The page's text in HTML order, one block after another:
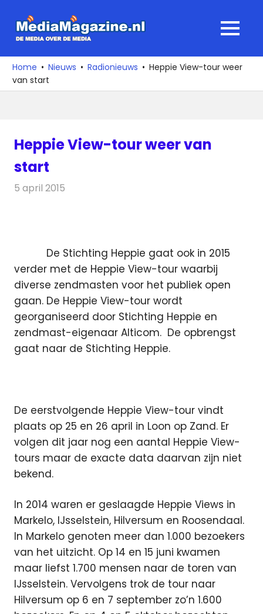
naar
media
over
de
MENU
Home Nieuws Radionieuws
Heppie View-tour weer
van start
Heppie View-tour weer van
start
5 april 2015
De Stichting Heppie gaat ook in 2015
verder met de Heppie View-tour waarbij
diverse zendmasten voor het publiek open
gaan. De Heppie View-tour wordt
georganiseerd door Stichting Heppie en
zendmast-eigenaar Alticom. De opbrengst
gaat naar de Stichting Heppie.
De eerstvolgende Heppie View-tour vindt
plaats op 25 en 26 april in Loon op Zand. Er
volgen dit jaar nog een aantal Heppie View-
tours maar de exacte data daarvan zijn niet
bekend.
In 2014 waren er geslaagde Heppie Views in
Markelo, IJsselstein, Hilversum en Roosendaal.
In Markelo genoten meer dan 1.000 bezoekers
van het uitzicht. Op 14 en 15 juni kwamen
maar liefst 1.700 mensen naar de toren van
IJsselstein. Vervolgens trok de tour naar
Hilversum op 6 en 7 september zo’n 1.600